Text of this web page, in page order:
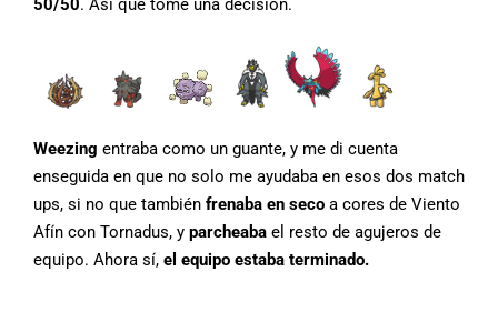
50/50. Así que tome una decisión.
Weezing entraba como un guante, y me di cuenta
enseguida en que no solo me ayudaba en esos dos match
ups, si no que también frenaba en seco a cores de Viento
Afín con Tornadus, y parcheaba el resto de agujeros de
equipo. Ahora sí, el equipo estaba terminado.